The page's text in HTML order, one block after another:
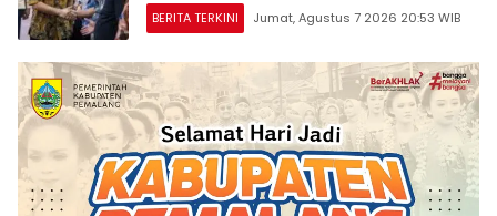
BERITA TERKINI Jumat, Agustus 7 2026 20:53 WIB